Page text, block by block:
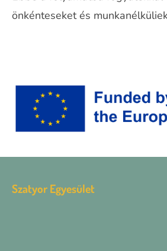
önkénteseket és
Szatyor Egyesület